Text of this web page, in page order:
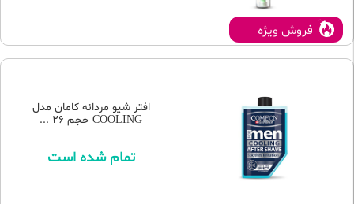
فروش ویژه
افتر شیو مردانه کامان مدل
COOLING حجم 26 ...
تمام شده است